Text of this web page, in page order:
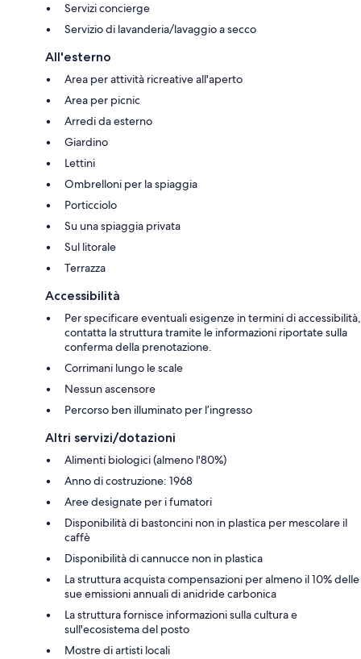
Servizi concierge
Servizio di lavanderia/lavaggio a secco
All'esterno
Area per attività ricreative all'aperto
Area per picnic
Arredi da esterno
Giardino
Lettini
Ombrelloni per la spiaggia
Porticciolo
Su una spiaggia privata
Sul litorale
Terrazza
Accessibilità
Per specificare eventuali esigenze in termini di accessibilità,
contatta la struttura tramite le informazioni riportate sulla
conferma della prenotazione.
Corrimani lungo le scale
Nessun ascensore
Percorso ben illuminato per l’ingresso
Altri servizi/dotazioni
Alimenti biologici (almeno l'80%)
Anno di costruzione: 1968
Aree designate per i fumatori
Disponibilità di bastoncini non in plastica per mescolare il
caffè
Disponibilità di cannucce non in plastica
La struttura acquista compensazioni per almeno il 10% delle
sue emissioni annuali di anidride carbonica
La struttura fornisce informazioni sulla cultura e
sull'ecosistema del posto
Mostre di artisti locali